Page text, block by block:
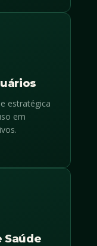
estratégica
em
Saúde